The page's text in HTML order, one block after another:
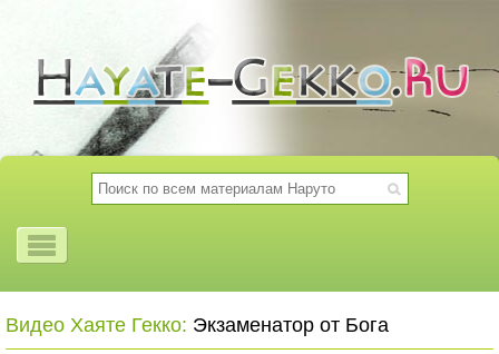
Видео Хаяте Гекко: Экзаменатор от Бога